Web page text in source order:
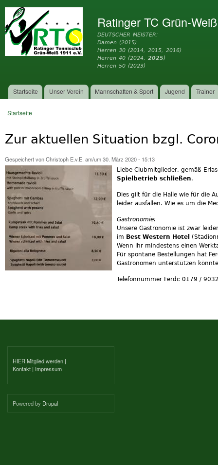
Ratinger TC Grün-
DEUTSCHER MEISTER:
Damen (2015)
Herren 30 (2014, 2015, 2016)
Herren 40 (2024,2025)
Herren 50 (2023)
Hauptmenü
Startseite Unser Verein Mannschaften & Sport Jugend Trainer
Startseite
Zur aktuellen Situation bzgl.
Gespeichert vonChristoph E.v.E. am/um 30. März 2020 - 15:13
Liebe Clubmitglieder, gemäß
Spielbetrieb schließen.
Dies gilt für die Halle wie für die
leider ausfallen. Wie es um die
Gastronomie:
Unsere Gastronomie ist zwar
im Best Western Hotel
Wenn ihr mindestens einen
Für spontane Bestellungen hat
Gastronomen unterstützen
Telefonnummer Ferdi: 0179 /
HIER Mitglied werden |
Kontakt | Impressum
Powered by Drupal